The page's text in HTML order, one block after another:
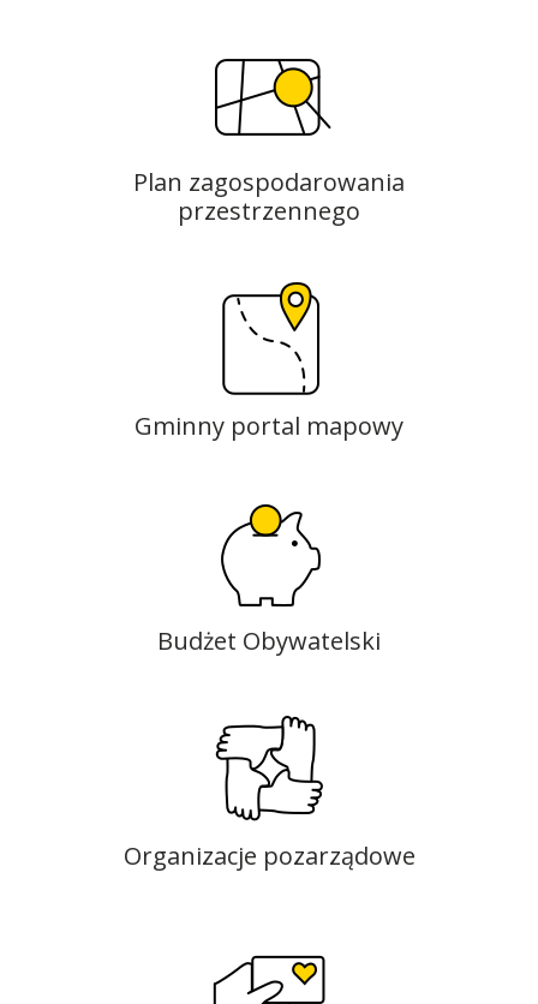
Plan zagospodarowania
przestrzennego
Gminny portal mapowy
Budżet Obywatelski
Organizacje pozarządowe